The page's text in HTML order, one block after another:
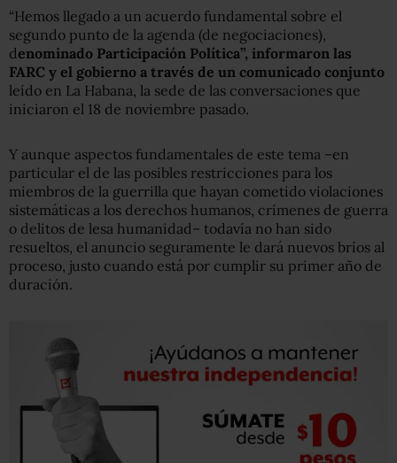
“Hemos llegado a un acuerdo fundamental sobre el
segundo punto de la agenda (de negociaciones),
denominado Participación Política”, informaron las
FARC y el gobierno a través de un comunicado conjunto
leído en La Habana, la sede de las conversaciones que
iniciaron el 18 de noviembre pasado.
Y aunque aspectos fundamentales de este tema –en
particular el de las posibles restricciones para los
miembros de la guerrilla que hayan cometido violaciones
sistemáticas a los derechos humanos, crímenes de guerra
o delitos de lesa humanidad– todavía no han sido
resueltos, el anuncio seguramente le dará nuevos bríos al
proceso, justo cuando está por cumplir su primer año de
duración.